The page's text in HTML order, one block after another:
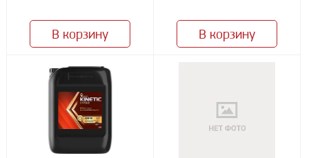
В корзину В корзину